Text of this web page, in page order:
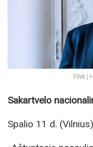
FINK |
Sakartvelo
Spalio 11 d. (Vilnius)